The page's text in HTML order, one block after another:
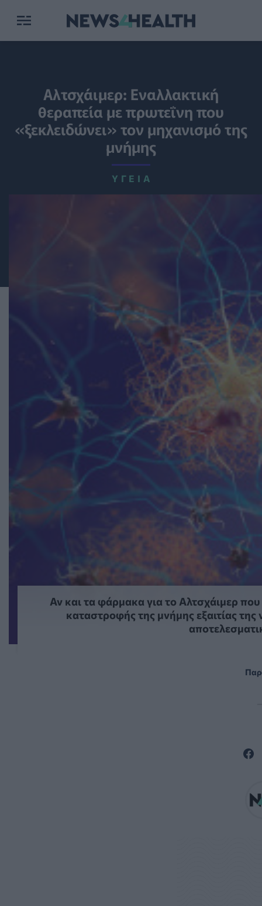
Αλτσχάιμερ: Εναλλακτική
θεραπεία με πρωτεΐνη που
«ξεκλειδώνει» τον μηχανισμό της
μνήμης
ΥΓΕΊΑ
Αν και τα φάρμακα για το Αλτσχάιμερ
καταστροφής της μνήμης εξαιτίας